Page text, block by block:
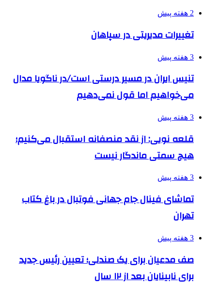
2 هفته پیش
تغییرات مدیریتی در سپاهان
3 هفته پیش
تنیس ایران در مسیر درستی است/در ناگویا مدال
می‌خواهیم اما قول نمی‌دهیم
3 هفته پیش
قلعه نویی: از نقد منصفانه استقبال می‌کنیم؛
هیچ سمتی ماندگار نیست
3 هفته پیش
تماشای فینال جام جهانی فوتبال در باغ کتاب
تهران
3 هفته پیش
صف مدعیان برای یک صندلی؛ تعیین رئیس جدید
برای نابینایان بعد از ۱۲ سال